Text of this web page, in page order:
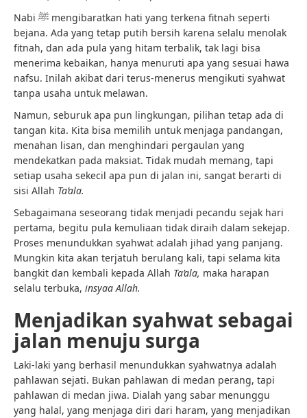
Nabi ﷺ mengibaratkan hati yang terkena fitnah seperti
bejana. Ada yang tetap putih bersih karena selalu menolak
fitnah, dan ada pula yang hitam terbalik, tak lagi bisa
menerima kebaikan, hanya menuruti apa yang sesuai hawa
nafsu. Inilah akibat dari terus-menerus mengikuti syahwat
tanpa usaha untuk melawan.
Namun, seburuk apa pun lingkungan, pilihan tetap ada di
tangan kita. Kita bisa memilih untuk menjaga pandangan,
menahan lisan, dan menghindari pergaulan yang
mendekatkan pada maksiat. Tidak mudah memang, tapi
setiap usaha sekecil apa pun di jalan ini, sangat berarti di
sisi Allah Ta’ala.
Sebagaimana seseorang tidak menjadi pecandu sejak hari
pertama, begitu pula kemuliaan tidak diraih dalam sekejap.
Proses menundukkan syahwat adalah jihad yang panjang.
Mungkin kita akan terjatuh berulang kali, tapi selama kita
bangkit dan kembali kepada Allah Ta’ala, maka harapan
selalu terbuka, insyaa Allah.
Menjadikan syahwat sebagai
jalan menuju surga
Laki-laki yang berhasil menundukkan syahwatnya adalah
pahlawan sejati. Bukan pahlawan di medan perang, tapi
pahlawan di medan jiwa. Dialah yang sabar menunggu
yang halal, yang menjaga diri dari haram, yang menjadikan